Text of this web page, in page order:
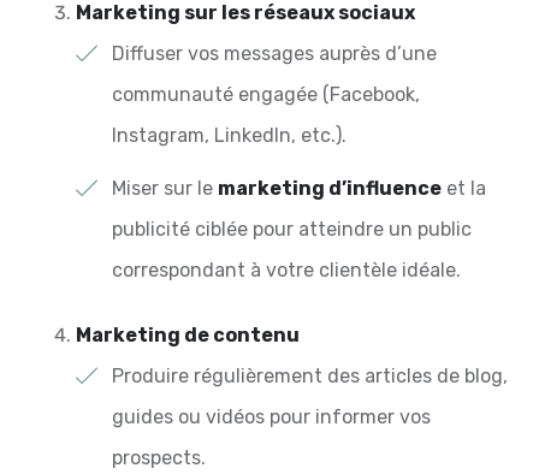
Marketing sur les réseaux sociaux
Diffuser vos messages auprès d’une
communauté engagée (Facebook,
Instagram, LinkedIn, etc.).
Miser sur le marketing d’influence et la
publicité ciblée pour atteindre un public
correspondant à votre clientèle idéale.
Marketing de contenu
Produire régulièrement des articles de blog,
guides ou vidéos pour informer vos
prospects.